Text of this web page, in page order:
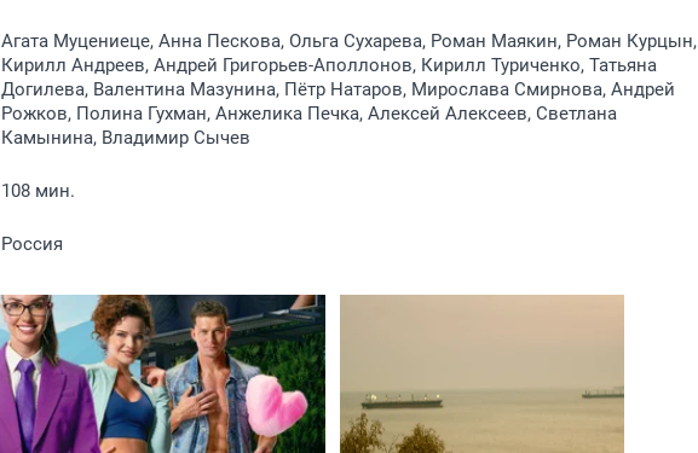
Агата Муцениеце, Анна Пескова, Ольга Сухарева, Роман Маякин, Роман Курцын,
Кирилл Андреев, Андрей Григорьев-Аполлонов, Кирилл Туриченко, Татьяна
Догилева, Валентина Мазунина, Пётр Натаров, Мирослава Смирнова, Андрей
Рожков, Полина Гухман, Анжелика Печка, Алексей Алексеев, Светлана
Камынина, Владимир Сычев
108 мин.
Россия